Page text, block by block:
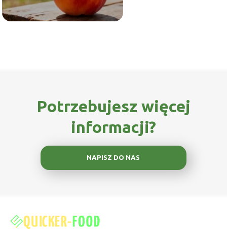
Potrzebujesz więcej
informacji?
NAPISZ DO NAS